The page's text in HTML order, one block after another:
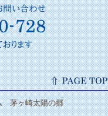
茅ヶ崎太陽の郷